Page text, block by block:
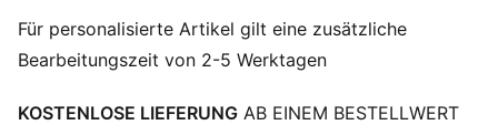
Mesh-Einsätze an Schulter, Seite und unter den Ärmeln
Offizielle Team-Branding-Details
Für personalisierte Artikel gilt eine zusätzliche
Bearbeitungszeit von 2-5 Werktagen
KOSTENLOSE LIEFERUNG AB EINEM BESTELLWERT